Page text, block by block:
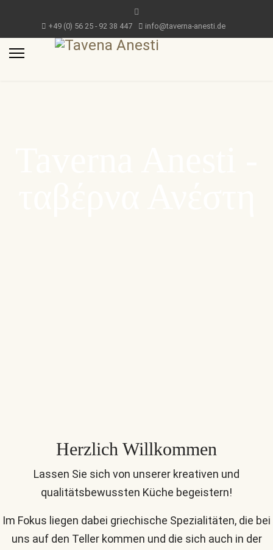
+49 (0) 56 25 - 92 38 447 info@taverna-anesti.de
Herzlich Willkommen
Lassen Sie sich von unserer kreativen und
qualitätsbewussten Küche begeistern!
Im Fokus liegen dabei griechische Spezialitäten, die bei
uns auf den Teller kommen und die sich auch in der